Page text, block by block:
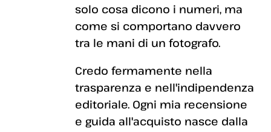
solo cosa dicono i numeri, ma
come si comportano davvero
tra le mani di un fotografo.
Credo fermamente nella
trasparenza e nell'indipendenza
editoriale. Ogni mia recensione
e guida all'acquisto nasce dalla